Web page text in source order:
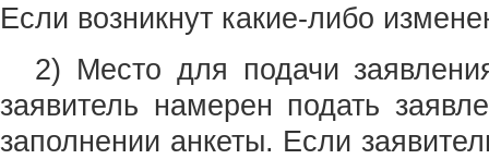
Если возникнут какие-либо
2) Место для подачи
заявитель намерен подать
заполнении анкеты. Если